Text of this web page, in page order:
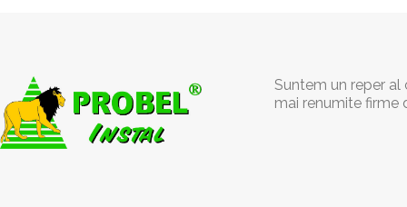
Suntem un reper
mai renumite firme